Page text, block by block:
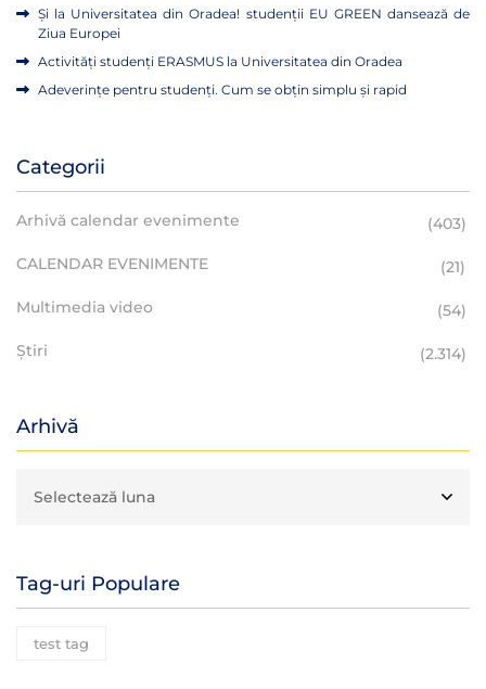
Și la Universitatea din Oradea! studenții EU GREEN dansează de
Ziua Europei
Activități studenți ERASMUS la Universitatea din Oradea
Adeverințe pentru studenți. Cum se obțin simplu și rapid
Categorii
Arhivă calendar evenimente (403)
CALENDAR EVENIMENTE (21)
Multimedia video (54)
Știri (2.314)
Arhivă
Tag-uri Populare
test tag